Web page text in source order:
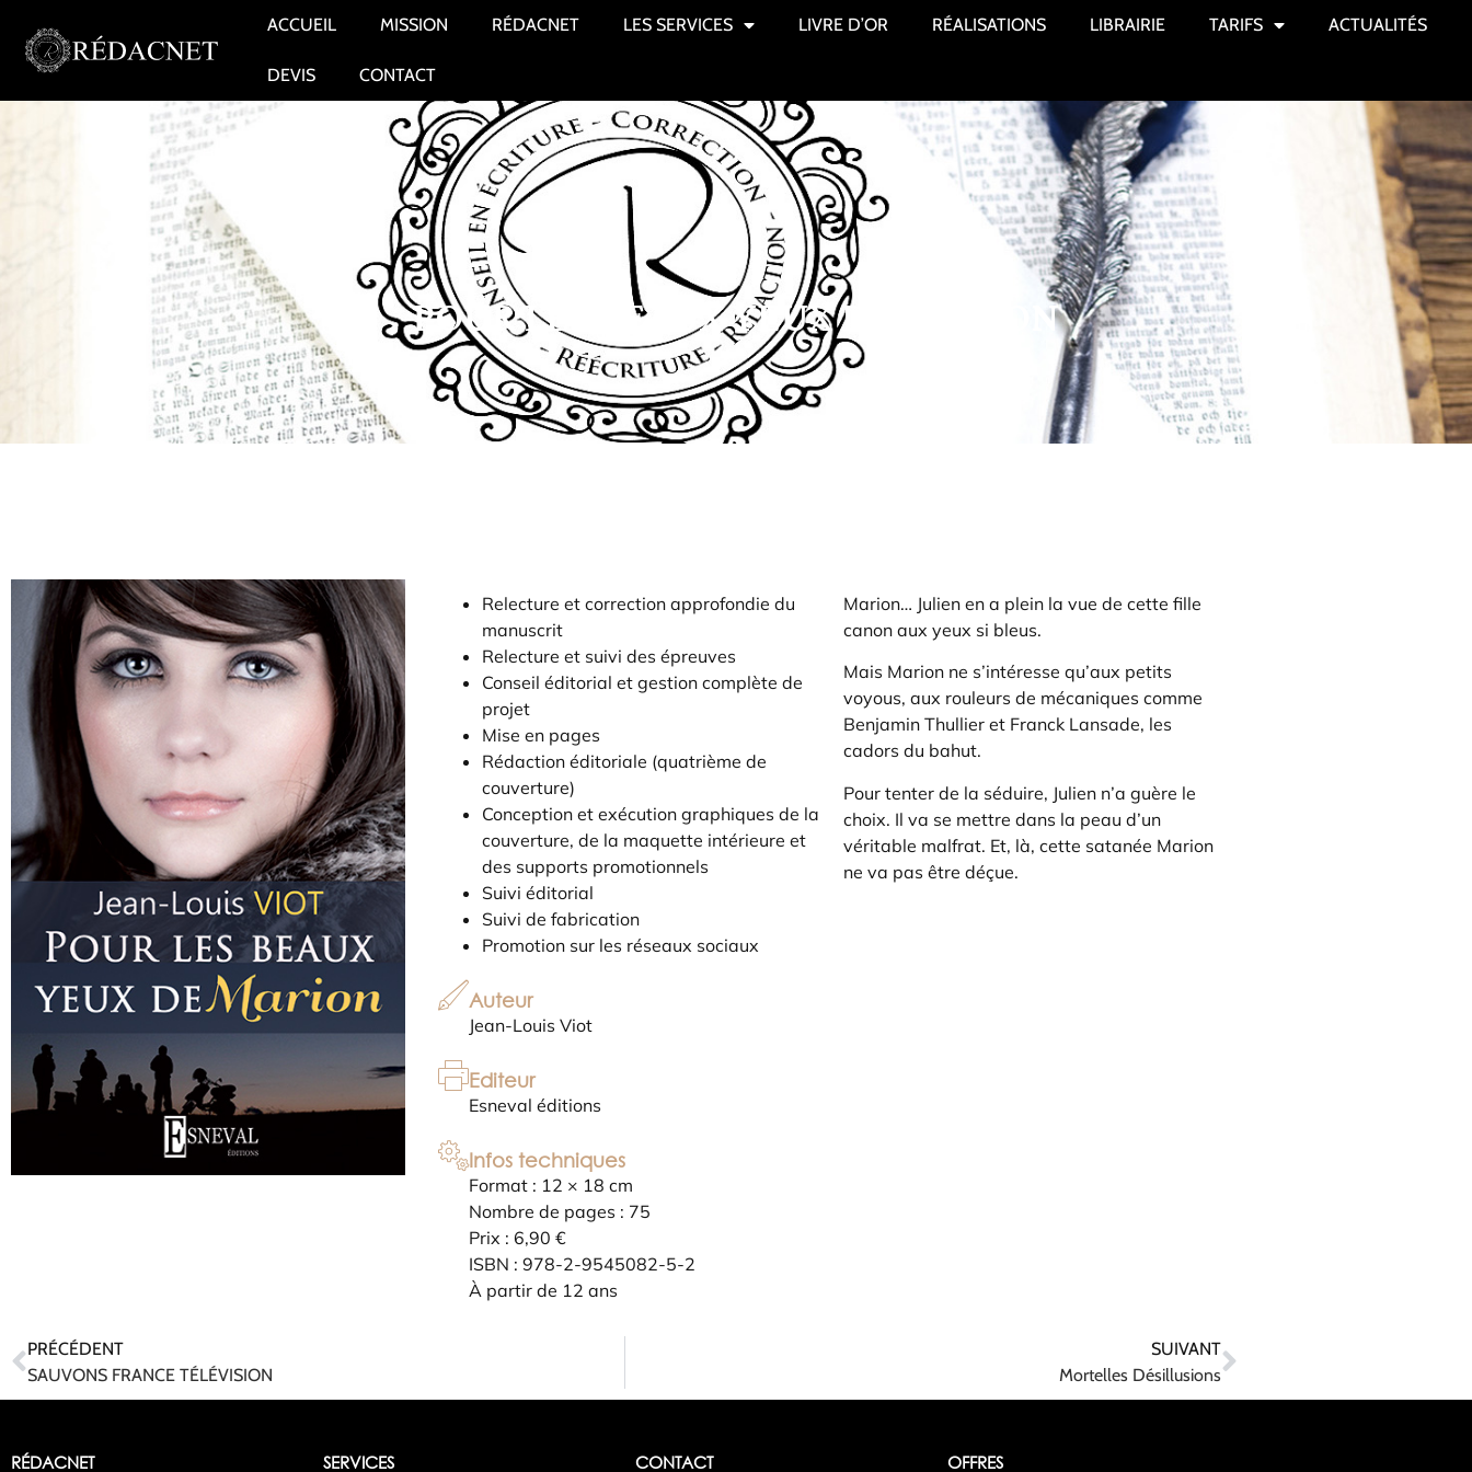
ACCUEIL MISSION RÉDACNET LES SERVICES LIVRE D’OR RÉALISATIONS LIBRAIRIE TARIFS ACTUALITÉS
DEVIS CONTACT
POUR LES BEAUX YEUX DE MARION
Relecture et correction approfondie du
manuscrit
Relecture et suivi des épreuves
Conseil éditorial et gestion complète de
projet
Mise en pages
Rédaction éditoriale (quatrième de
couverture)
Conception et exécution graphiques de la
couverture, de la maquette intérieure et
des supports promotionnels
Suivi éditorial
Suivi de fabrication
Promotion sur les réseaux sociaux
Auteur
Jean-Louis Viot
Editeur
Esneval éditions
Infos techniques
Format : 12 × 18 cm
Nombre de pages : 75
Prix : 6,90 €
ISBN : 978-2-9545082-5-2
À partir de 12 ans
Marion… Julien en a plein la vue de cette fille
canon aux yeux si bleus.
Mais Marion ne s’intéresse qu’aux petits
voyous, aux rouleurs de mécaniques comme
Benjamin Thullier et Franck Lansade, les
cadors du bahut.
Pour tenter de la séduire, Julien n’a guère le
choix. Il va se mettre dans la peau d’un
véritable malfrat. Et, là, cette satanée Marion
ne va pas être déçue.
PRÉCÉDENT
SAUVONS FRANCE TÉLÉVISION
SUIVANT
Mortelles Désillusions
RÉDACNET SERVICES CONTACT OFFRES